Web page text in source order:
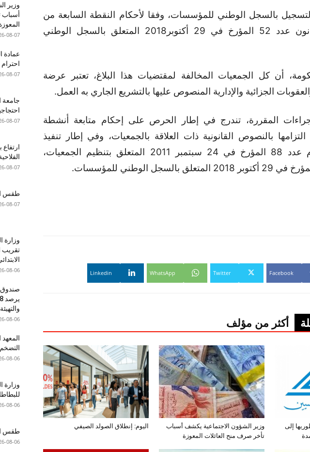
بالسجل الوطني للمؤسسات، وفقا لأحكام النقطة السابعة من
الفصل 7 من القانون عدد 52 المؤرخ في 29 أكتوبر2018 المتعلق بالسجل الوطني
أن كل الجمعيات المخالفة لمقتضيات هذا البلاغ، تعتبر عرضة
الجزائية والإدارية المنصوص عليها بالتشريع الجاري به العمل.
المقررة، تندرج في إطار الحرص على إحكام متابعة أنشطة
بالنصوص القانونية ذات العلاقة بالجمعيات، وفي إطار تنفيذ
مقتضيات المرسوم عدد 88 المؤرخ في 24 سبتمبر 2011 المتعلق بتنظيم الجمعيات،
Facebook
Twitter
WhatsApp
Linkedin
أكثر من مؤلف
اليوم: إنطلاق الصولد الصيفي
وزير الشؤون الاجتماعية يكشف أسباب
تأخر صرف منح العائلات المعوزة
إلى
وزير
أسباب
08-07
عمادة
احترام
08-07
جامعة
08-07
08-07
طقس اليوم
08-07
وزارة
تقريب
08-06
صندوق
08-06
08-06
وزارة
للبطاطا بلغ
08-06
طقس
08-06